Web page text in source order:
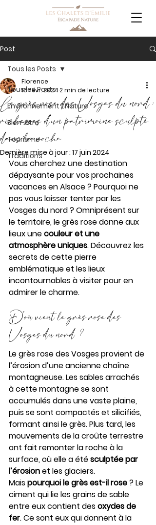
Post
Tous les Posts
Environnement / Nature
Bien-être
Tourisme
Traditions
Tous les Posts
Le grès rose des Vosges du nord :
richesses d’un patrimoine sculpté
dans la roche
Florence
16 févr. 20242 min de lecture
Dernière mise à jour : 17 juin 2024
Vous cherchez une destination
dépaysante pour vos prochaines
vacances en Alsace ? Pourquoi ne
pas vous laisser tenter par les
Vosges du nord ? Omniprésent sur
le territoire, le grès rose donne aux
lieux une couleur et une
atmosphère uniques. Découvrez les
secrets de cette pierre
emblématique et les lieux
incontournables à visiter pour en
admirer le charme.
D'où vient le grès rose des
Vosges du nord  ?
Le grès rose des Vosges provient de
l’érosion d’une ancienne chaîne
montagneuse. Les sables arrachés
à cette montagne se sont
accumulés dans une vaste plaine,
puis se sont compactés et silicifiés,
formant ainsi le grès. Plus tard, les
mouvements de la croûte terrestre
ont fait remonter la roche à la
surface, où elle a été sculptée par
l’érosion et les glaciers.
Mais pourquoi le grès est-il rose ? Le
ciment qui lie les grains de sable
entre eux contient des oxydes de
fer. Ce sont eux qui donnent à la